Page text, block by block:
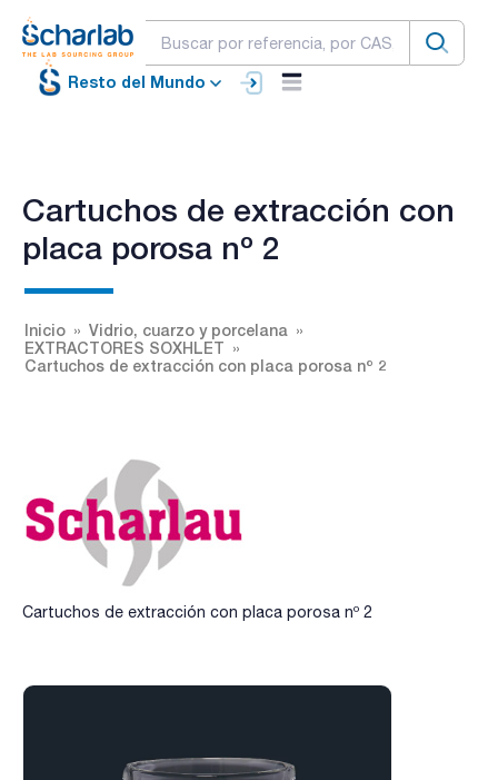
Resto del Mundo
Cartuchos de extracción con
placa porosa nº 2
Inicio
Vidrio, cuarzo y porcelana
EXTRACTORES SOXHLET
Cartuchos de extracción con placa porosa nº 2
Cartuchos de extracción con placa porosa nº 2